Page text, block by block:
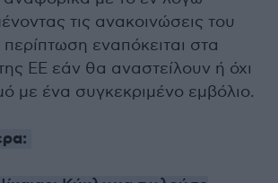
τις ανακοινώσεις του
εναπόκειται στα
ΕΕ εάν θα αναστείλουν ή όχι
με ένα συγκεκριμένο εμβόλιο.